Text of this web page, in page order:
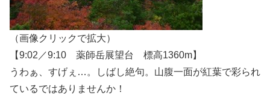
（画像クリックで拡大）
【9:02／9:10 薬師岳展望台 標高1360m】
うわぁ、すげぇ…。しばし絶句。山腹一面が紅葉で彩られ
ているではありませんか！